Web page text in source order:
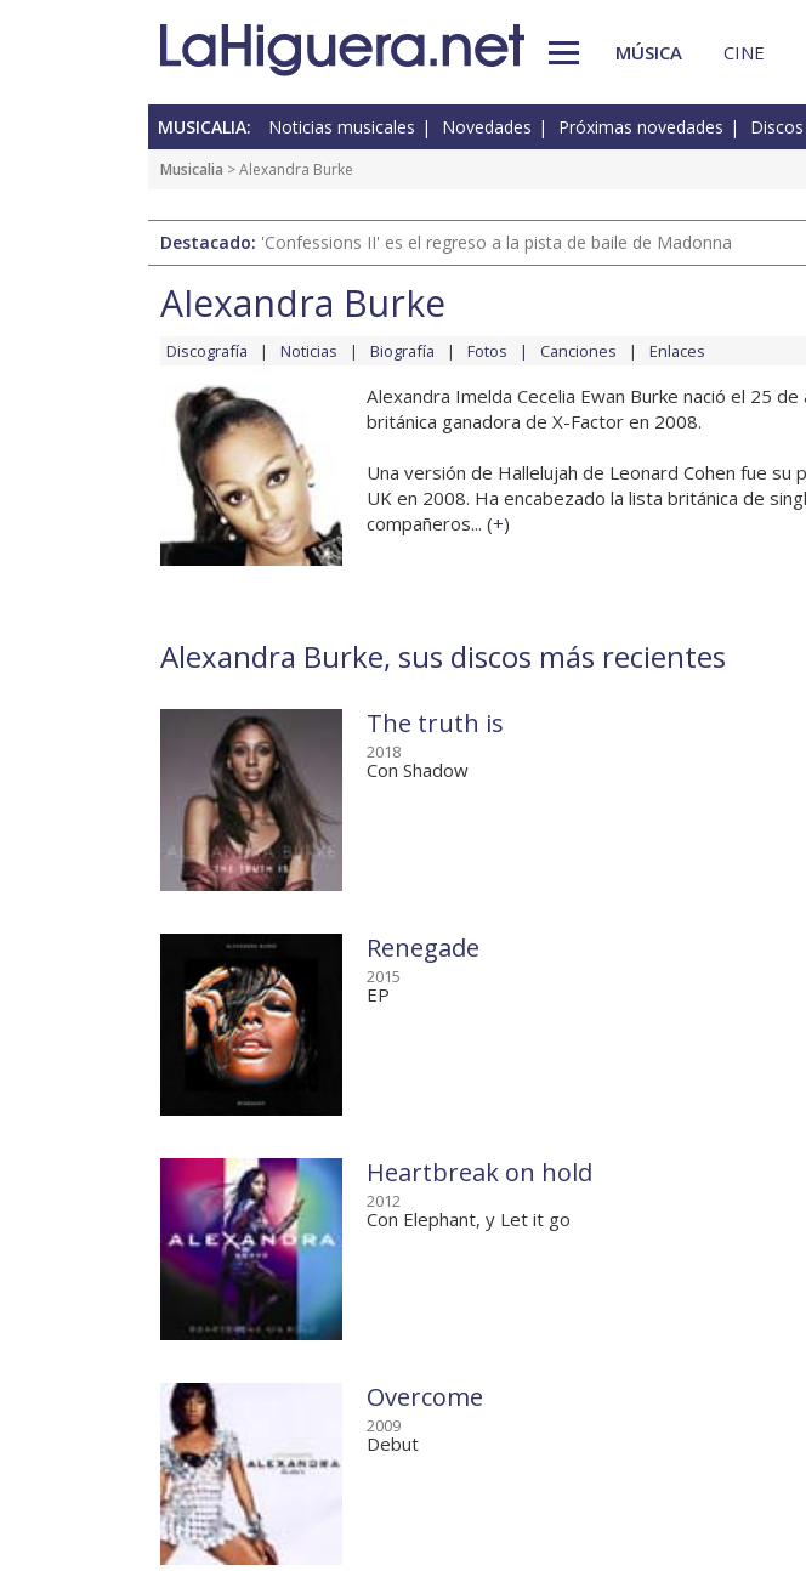
MÚSICA CINE
MUSICALIA: Noticias musicales Novedades Próximas novedades
Musicalia > Alexandra Burke
Destacado: 'Confessions II' es el regreso a la pista de baile de Madonna
Alexandra Burke
Discografía Noticias Biografía Fotos Canciones Enlaces
Alexandra Imelda Cecelia Ewan Burke nació el 25
británica ganadora de X-Factor en 2008.
Una versión de Hallelujah de Leonard Cohen fue su
UK en 2008. Ha encabezado la lista británica de
compañeros... (+)
Alexandra Burke, sus discos más recientes
The truth is
2018
Con Shadow
Renegade
2015
EP
Heartbreak on hold
2012
Con Elephant, y Let it go
Overcome
2009
Debut